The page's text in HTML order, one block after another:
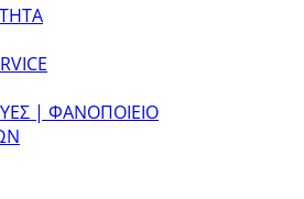
| ΦΑΝΟΠΟΙΕΙΟ